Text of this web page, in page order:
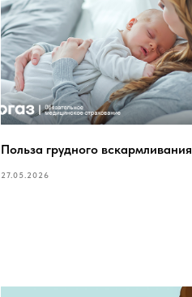
Польза грудного вскармливания
27.05.2026